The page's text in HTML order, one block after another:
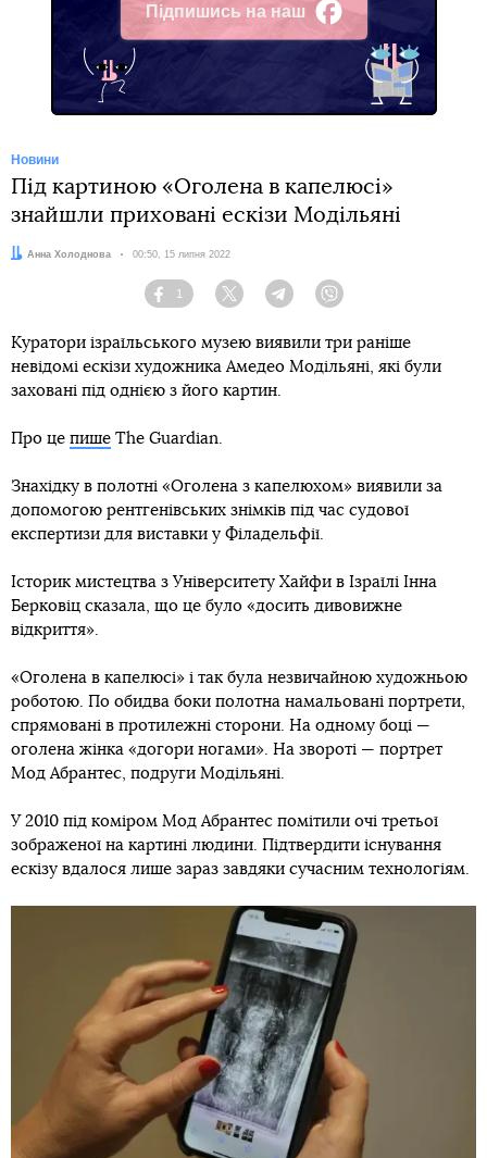
Підпишись на наш
Facebook
Новини
Під картиною «Оголена в капелюсі»
знайшли приховані ескізи Модільяні
Автор:
Анна Холоднова Дата:
00:50, 15 липня 2022
Facebook
1
Twitter TelegramViber
Куратори ізраїльського музею виявили три раніше
невідомі ескізи художника Амедео Модільяні, які були
заховані під однією з його картин.
Про це пише The Guardian.
Знахідку в полотні «Оголена з капелюхом» виявили за
допомогою рентгенівських знімків під час судової
експертизи для виставки у Філадельфії.
Історик мистецтва з Університету Хайфи в Ізраїлі Інна
Берковіц сказала, що це було «досить дивовижне
відкриття».
«Оголена в капелюсі» і так була незвичайною художньою
роботою. По обидва боки полотна намальовані портрети,
спрямовані в протилежні сторони. На одному боці —
оголена жінка «догори ногами». На звороті — портрет
Мод Абрантес, подруги Модільяні.
У 2010 під коміром Мод Абрантес помітили очі третьої
зображеної на картині людини. Підтвердити існування
ескізу вдалося лише зараз завдяки сучасним технологіям.